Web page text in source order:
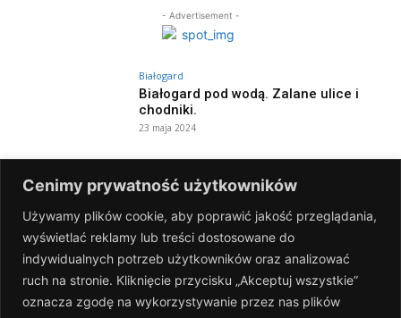
Cenimy prywatność użytkowników
Używamy plików cookie, aby poprawić jakość przeglądania,
wyświetlać reklamy lub treści dostosowane do
indywidualnych potrzeb użytkowników oraz analizować
ruch na stronie. Kliknięcie przycisku „Akceptuj wszystkie”
oznacza zgodę na wykorzystywanie przez nas plików
- Advertisement -
Białogard
Białogard pod wodą. Zalane ulice i
chodniki.
23 maja 2024
Dzień otwarty i święto kolorów w MDK!
8 maja 2024
Białogard
Narodowy Dzień Zwycięstwa
[FOTOGALERIA]